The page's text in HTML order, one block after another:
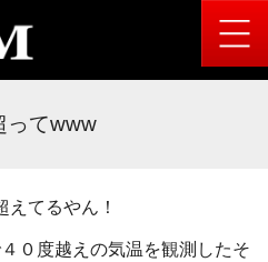
ってwww
えてるやん！
０度越えの気温を観測したそ